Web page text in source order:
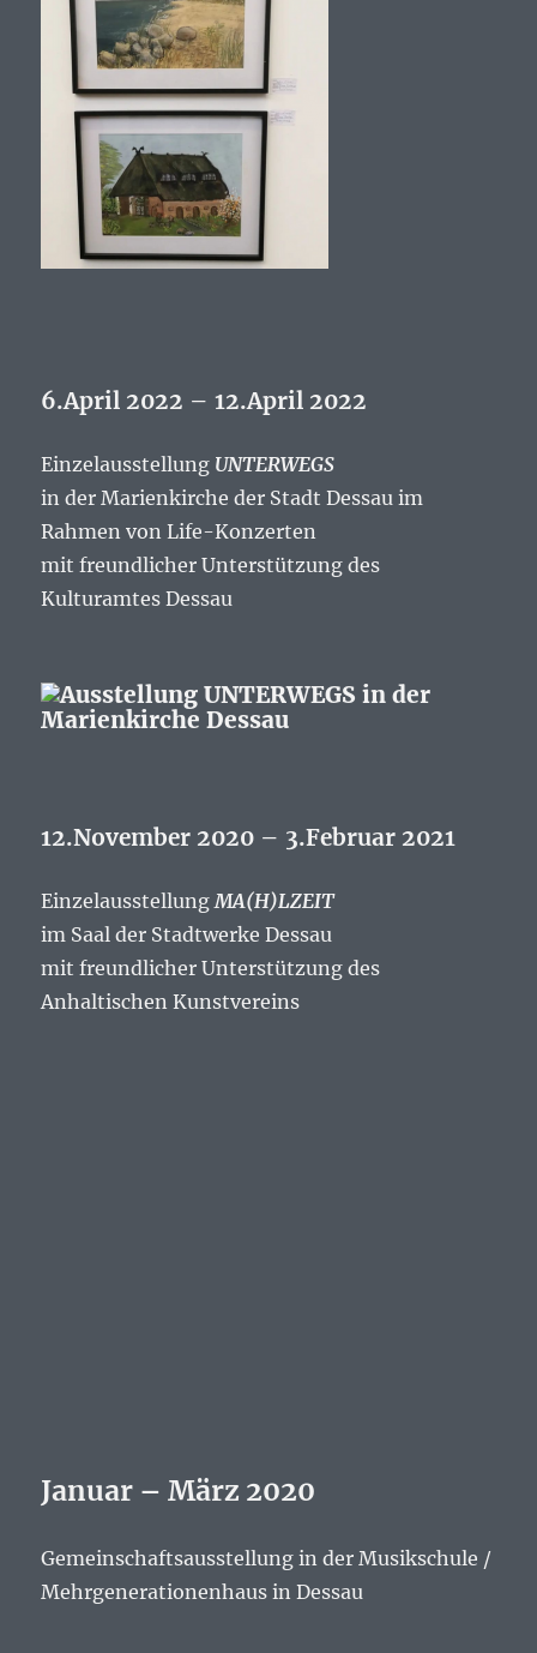
6.April 2022 – 12.April 2022
Einzelausstellung UNTERWEGS
in der Marienkirche der Stadt Dessau im
Rahmen von Life-Konzerten
mit freundlicher Unterstützung des
Kulturamtes Dessau
12.November 2020 – 3.Februar 2021
EinzelausstellungMA(H)LZEIT
im Saal der Stadtwerke Dessau
mit freundlicher Unterstützung des
Anhaltischen Kunstvereins
Januar – März 2020
Gemeinschaftsausstellung in der Musikschule /
Mehrgenerationenhaus in Dessau